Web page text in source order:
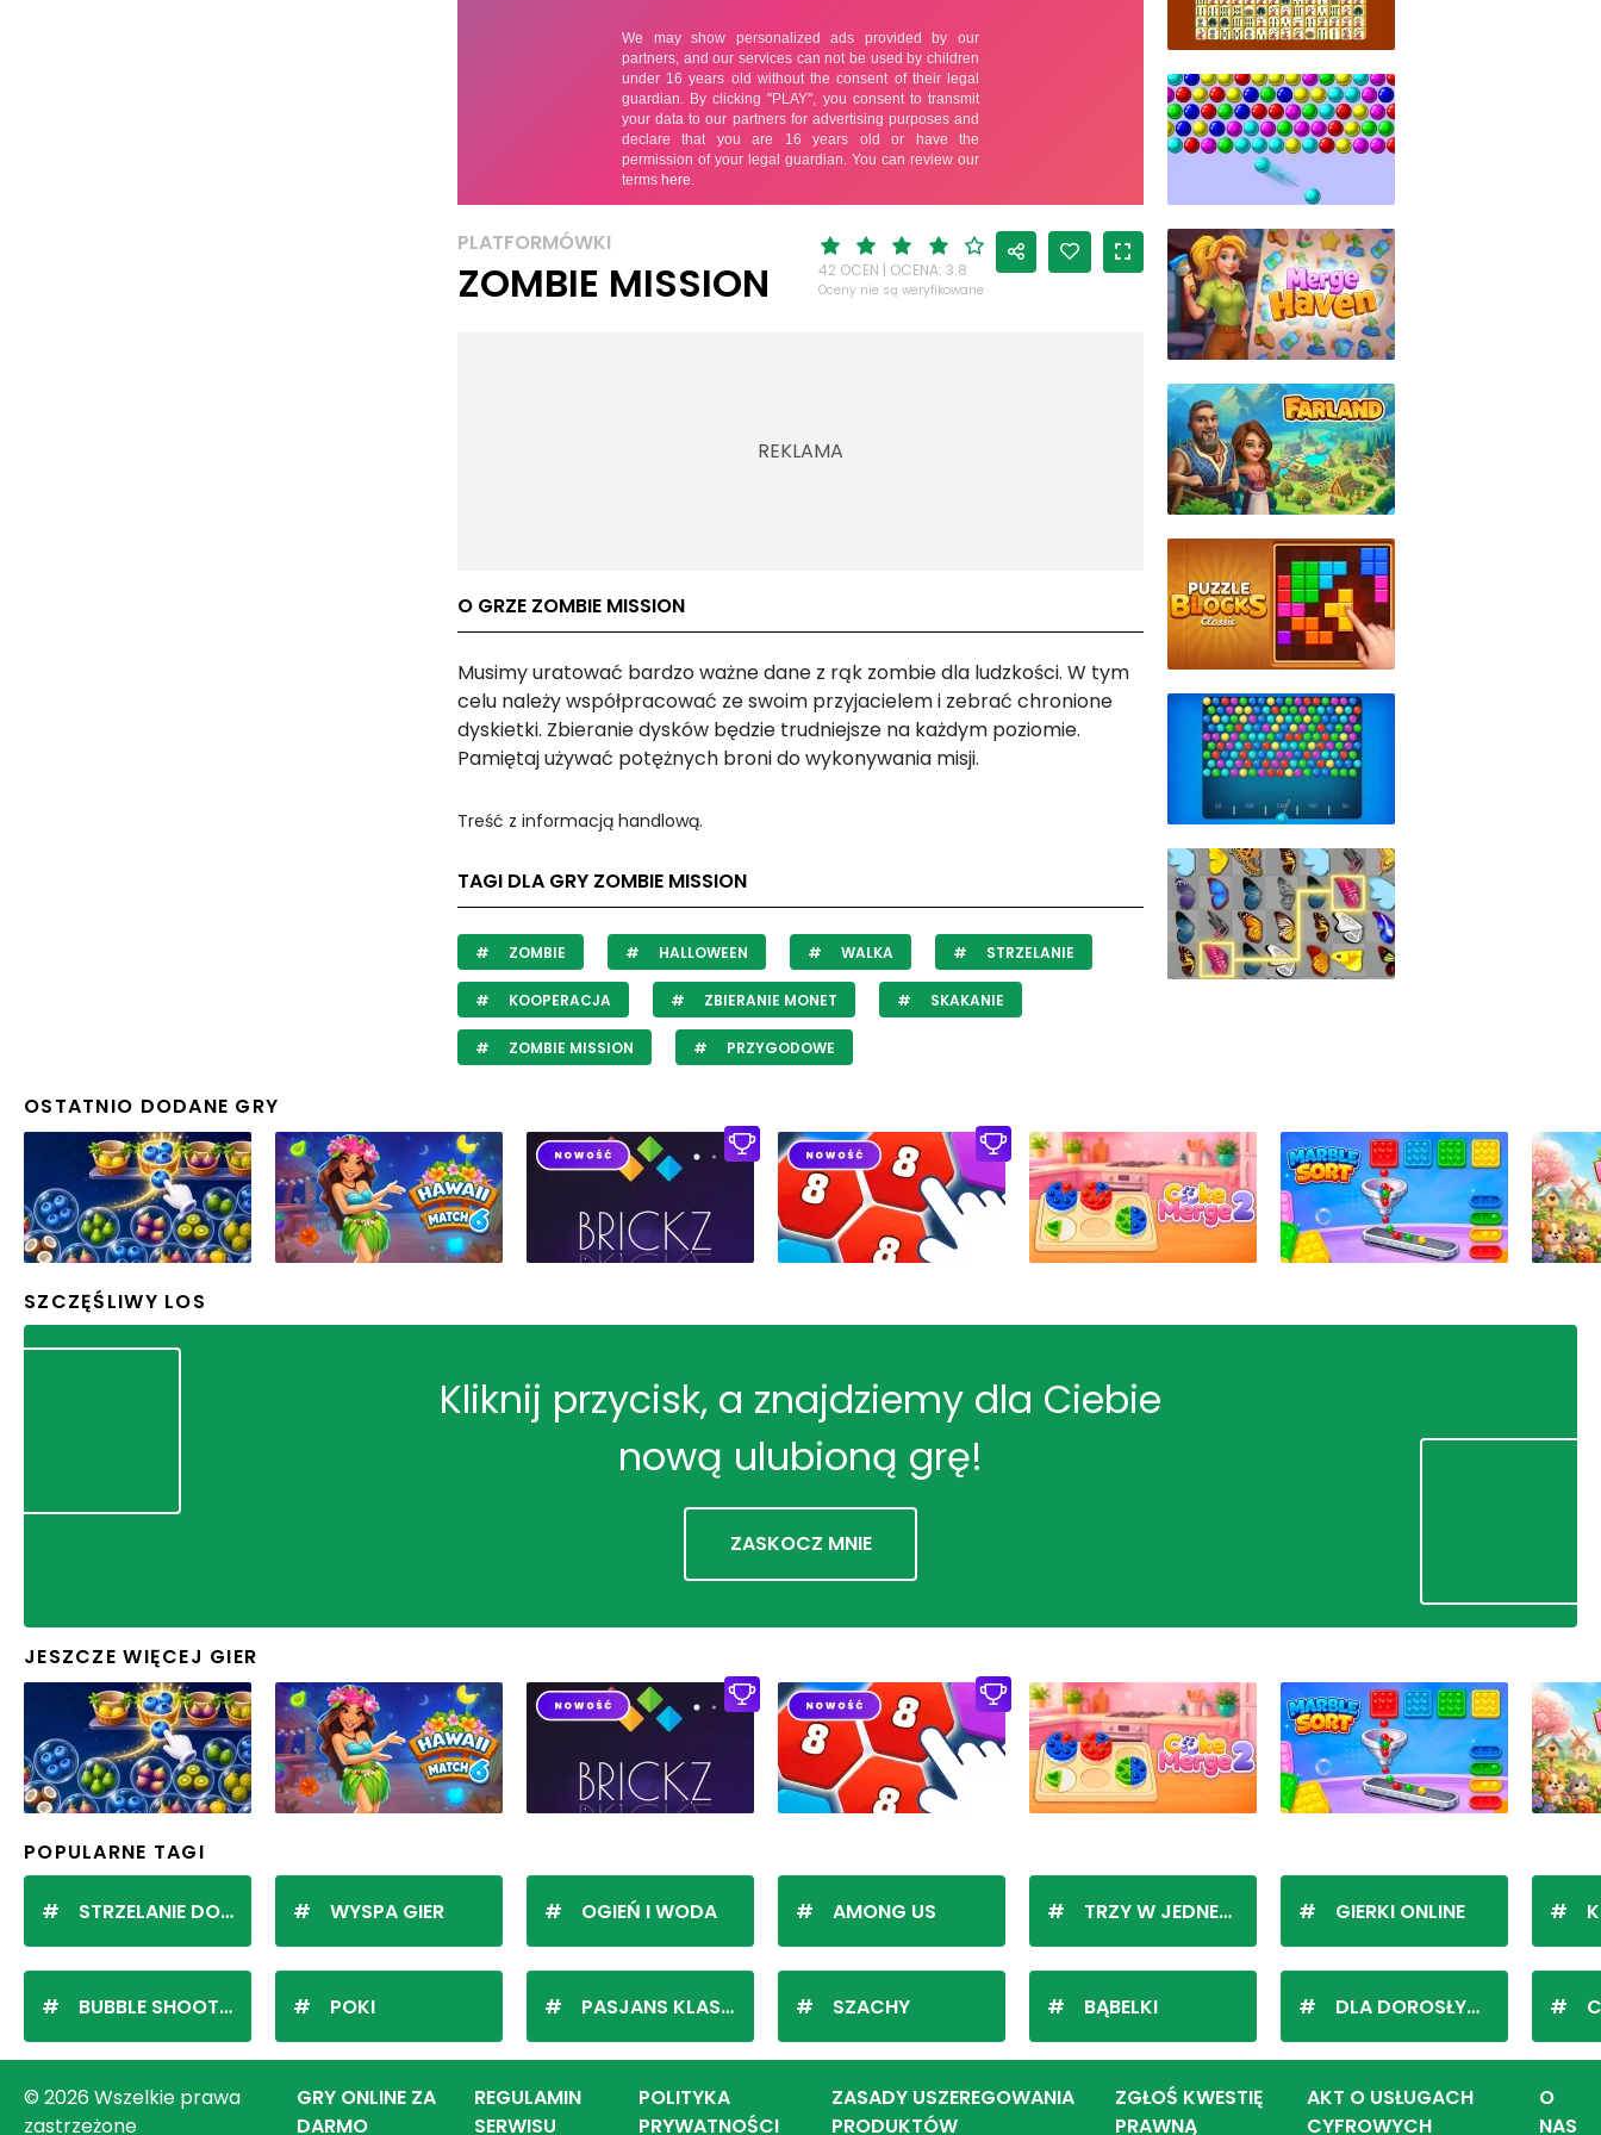
PLATFORMÓWKI
ZOMBIE MISSION 42 OCEN | OCENA: 3.8
Oceny nie są weryfikowane
O GRZE ZOMBIE MISSION
Musimy uratować bardzo ważne dane z rąk zombie dla ludzkości. W tym
celu należy współpracować ze swoim przyjacielem i zebrać chronione
dyskietki. Zbieranie dysków będzie trudniejsze na każdym poziomie.
Pamiętaj używać potężnych broni do wykonywania misji.
Treść z informacją handlową.
TAGI DLA GRY ZOMBIE MISSION
ZOMBIE HALLOWEEN WALKA STRZELANIE
KOOPERACJA ZBIERANIE MONET SKAKANIE
ZOMBIE MISSION PRZYGODOWE
OSTATNIO DODANE GRY
SZCZĘŚLIWY LOS
Kliknij przycisk, a znajdziemy dla Ciebie
nową ulubioną grę!
ZASKOCZ MNIE
JESZCZE WIĘCEJ GIER
POPULARNE TAGI
STRZELANIE DO KULEK
BUBBLE SHOOTER
WYSPA GIER
POKI
OGIEŃ I WODA
PASJANS KLASYCZNY
AMONG US
SZACHY
TRZY W JEDNEJ LINII
BĄBELKI
GIERKI ONLINE
DLA DOROSŁYCH
© 2026 Wszelkie prawa
zastrzeżone
GRY ONLINE ZA
DARMO
REGULAMIN
SERWISU
POLITYKA
PRYWATNOŚCI
ZASADY USZEREGOWANIA
PRODUKTÓW
ZGŁOŚ KWESTIĘ
PRAWNĄ
AKT O USŁUGACH
CYFROWYCH
O
NAS